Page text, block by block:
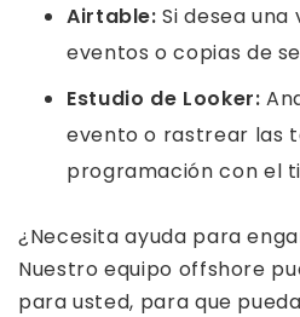
Airtable:Si desea
eventos o copias de
Estudio de Looker:
evento o rastrear las
programación con el
¿Necesita ayuda para
Nuestro equipo offshore
para usted, para que